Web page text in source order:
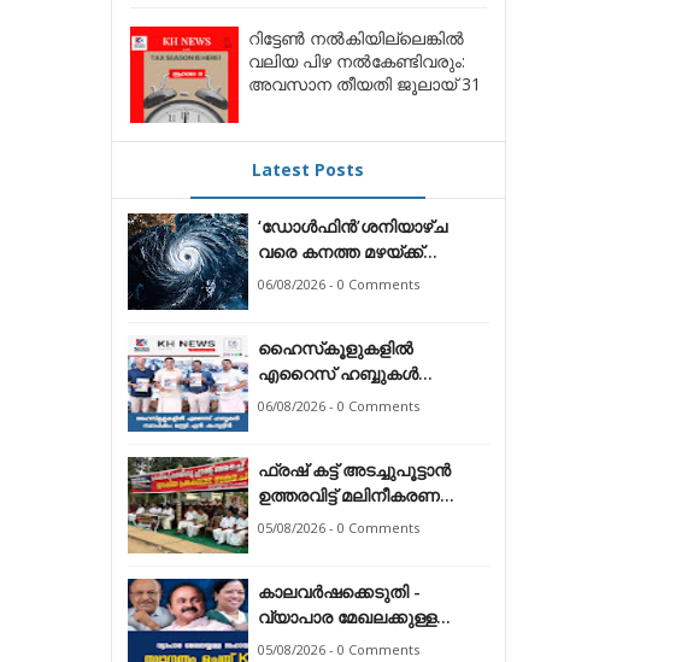
റിട്ടേൺ നൽകിയില്ലെങ്കിൽ
വലിയ പിഴ നൽകേണ്ടിവരും:
അവസാന തീയതി ജൂലായ് 31
Latest Posts
‘ഡോൾഫിൻ’ശനിയാഴ്ച
വരെ കനത്ത മഴയ്ക്ക്
സാധ്യത;
06/08/2026 - 0 Comments
ഹൈസ്‌കൂളുകളിൽ
എറൈസ് ഹബ്ബുകൾ
സ്ഥാപിക്കും: മന്ത്രി എൻ
06/08/2026 - 0 Comments
ഫ്രഷ് കട്ട് അടച്ചുപൂട്ടാന്‍
ഉത്തരവിട്ട് മലിനീകരണ
നിയന്ത്രണ ബോര്‍ഡ്
05/08/2026 - 0 Comments
കാലവർഷക്കെടുതി -
വ്യാപാര മേഖലക്കുള്ള
സഹായത്തെ സ്വാഗതം
05/08/2026 - 0 Comments